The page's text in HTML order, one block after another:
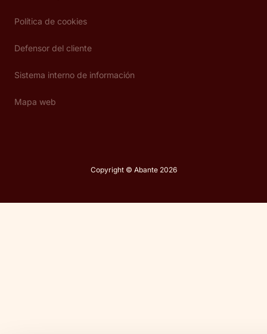
Política de cookies
Defensor del cliente
Sistema interno de información
Mapa web
Copyright © Abante 2026